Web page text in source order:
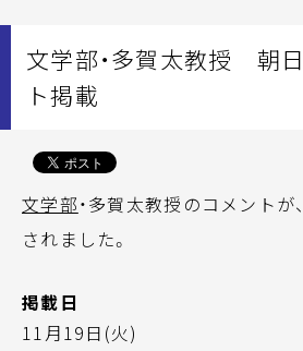
文学部・多賀太教授 朝
ト掲載
文学部・多賀太教授のコメントが
されました。
掲載日
11月19日(火)